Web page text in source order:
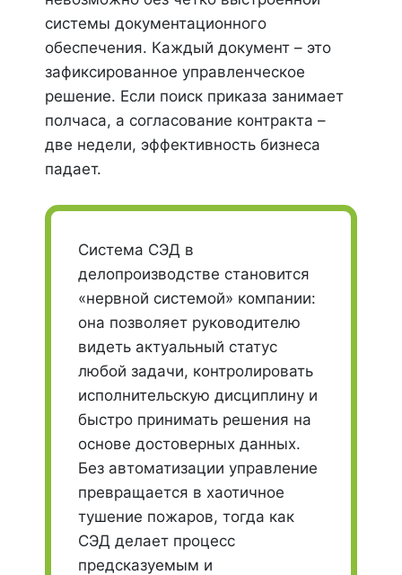
системы документационного
обеспечения. Каждый документ – это
зафиксированное управленческое
решение. Если поиск приказа занимает
полчаса, а согласование контракта –
две недели, эффективность бизнеса
падает.
Система СЭД в
делопроизводстве становится
«нервной системой» компании:
она позволяет руководителю
видеть актуальный статус
любой задачи, контролировать
исполнительскую дисциплину и
быстро принимать решения на
основе достоверных данных.
Без автоматизации управление
превращается в хаотичное
тушение пожаров, тогда как
СЭД делает процесс
предсказуемым и